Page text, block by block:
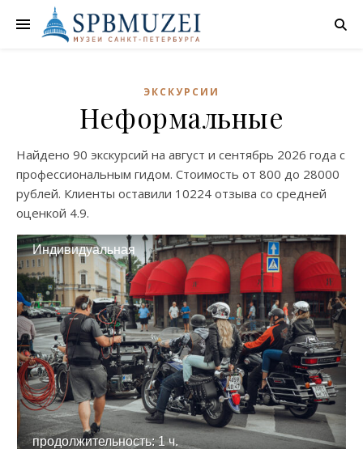
ЭКСКУРСИИ
Неформальные
Найдено 90 экскурсий на август и сентябрь 2026 года с
профессиональным гидом. Стоимость от 800 до 28000
рублей. Клиенты оставили 10224 отзыва со средней
оценкой 4.9.
Индивидуальная
продолжительность: 1 ч.